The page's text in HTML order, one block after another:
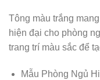
Tông màu trắng
hiện đại cho phòng
trang trí màu sắc để
Mẫu Phòng Ngủ